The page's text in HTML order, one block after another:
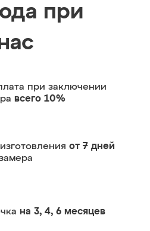
при
при заключении
всего 10%
от 7 дней
на 3, 4, 6 месяцев